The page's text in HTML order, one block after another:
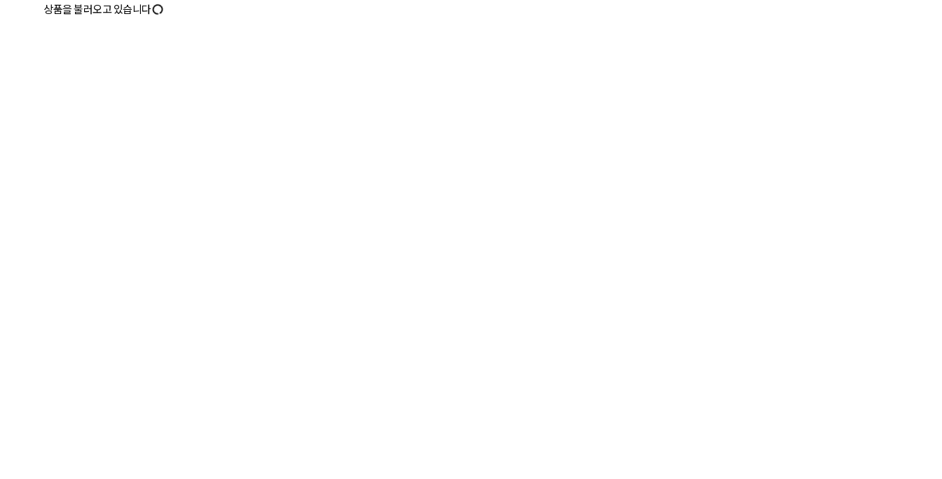
상품을 불러오고 있습니다